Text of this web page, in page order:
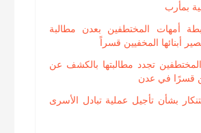
بمأرب
أمهات المختطفين بعدن مطالبة
أبنائها المخفيين قسراً
تجدد مطالبتها بالكشف عن
قسرًا في عدن
بشأن تأجيل عملية تبادل الأسرى